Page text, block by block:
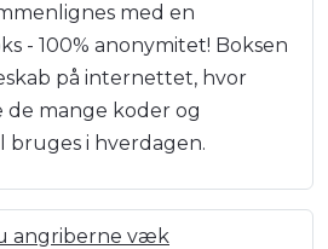
med en
- 100% anonymitet! Boksen
på internettet, hvor
de mange koder og
bruges i hverdagen.
angriberne væk